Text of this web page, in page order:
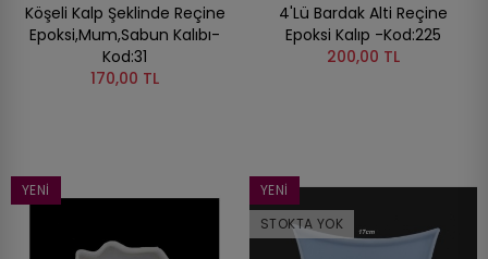
Köşeli Kalp Şeklinde Reçine
Epoksi,Mum,Sabun Kalıbı-
Kod:31
170,00 TL
4'Lü Bardak Alti Reçine
Epoksi Kalıp -Kod:225
200,00 TL
YENI
YENI
STOKTA YOK